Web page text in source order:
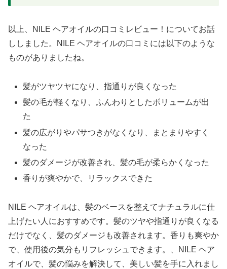
以上、NILE ヘアオイルの口コミレビュー！についてお話
ししました。NILE ヘアオイルの口コミには以下のような
ものがありましたね。
髪がツヤツヤになり、指通りが良くなった
髪の毛が軽くなり、ふんわりとしたボリュームが出
た
髪の広がりやパサつきがなくなり、まとまりやすく
なった
髪のダメージが改善され、髪の毛が柔らかくなった
香りが爽やかで、リラックスできた
NILE ヘアオイルは、髪のベースを整えてナチュラルに仕
上げたい人におすすめです。髪のツヤや指通りが良くなる
だけでなく、髪のダメージも改善されます。香りも爽やか
で、使用後の気分もリフレッシュできます。、NILE ヘア
オイルで、髪の悩みを解決して、美しい髪を手に入れまし